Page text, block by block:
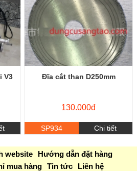
V3 Đĩa cắt than D250mm
130.000đ
SP934 Chi tiết
website
Hướng dẫn đặt hàng
mua hàng Tin tức Liên hệ